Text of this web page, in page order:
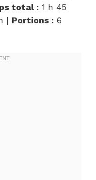
total : 1 h 45
| Portions : 6